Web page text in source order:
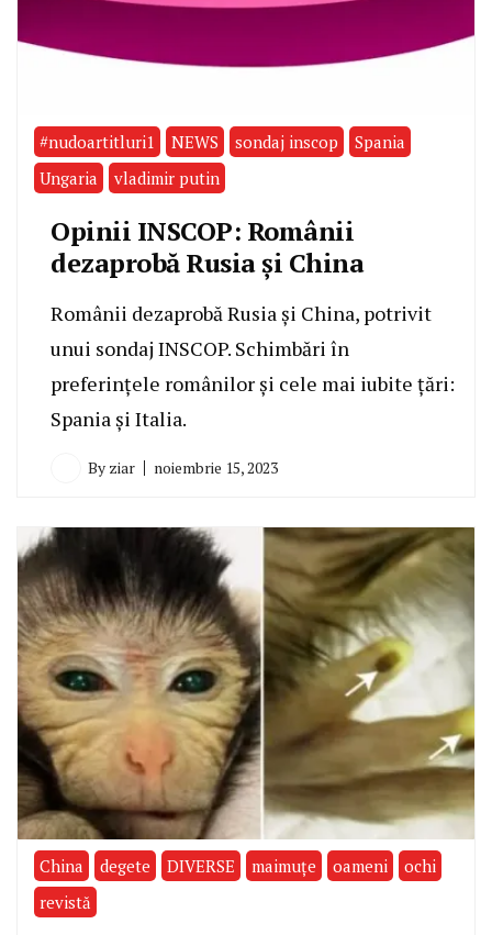
#nudoartitluri1 NEWS sondaj inscop
Spania
Ungaria
vladimir putin
Opinii INSCOP: Românii
dezaprobă Rusia și China
Românii dezaprobă Rusia și China, potrivit
unui sondaj INSCOP. Schimbări în
preferințele românilor și cele mai iubite țări:
Spania și Italia.
By ziar noiembrie 15, 2023
China degete DIVERSE maimuţe oameni
ochi
revistă